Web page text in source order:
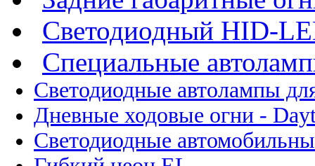
Светодиодный HID-
Специальные
Светодиодные автолампы
Дневные ходовые огни -
Светодиодные